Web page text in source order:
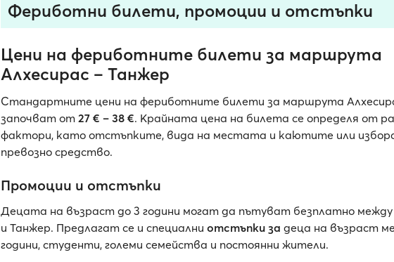
Фериботни билети, промоции и отстъпки
Цени на фериботните билети за маршрута
Алхесирас – Танжер
Стандартните цени на фериботните билети за маршрута
започват от 27 € – 38 €. Крайната цена на билета се определя от
фактори, като отстъпките, вида на местата и каютите или
превозно средство.
Промоции и отстъпки
Децата на възраст до 3 години могат да пътуват безплатно между
и Танжер. Предлагат се и специални отстъпки за деца на възраст
години, студенти, големи семейства и постоянни жители.